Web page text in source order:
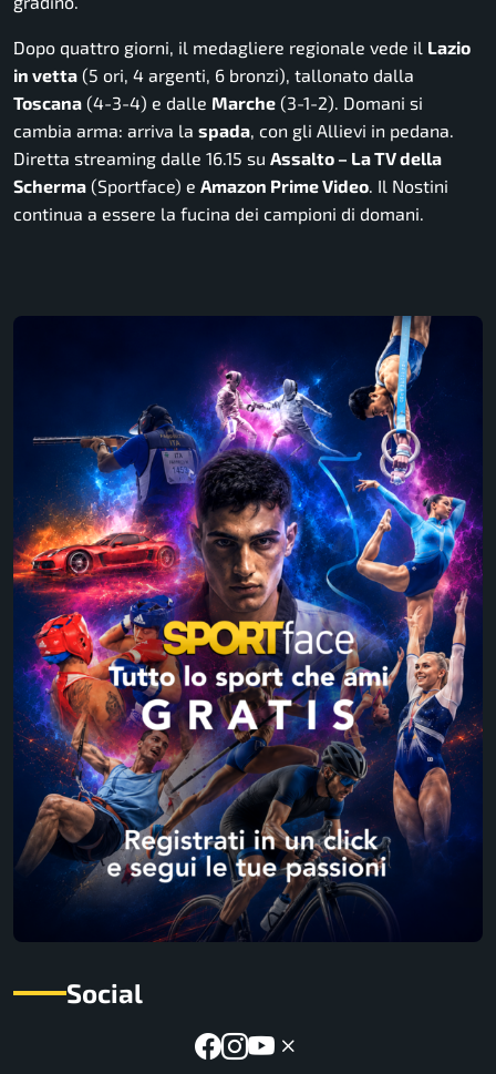
Dopo quattro giorni, il medagliere regionale vede il Lazio
in vetta (5 ori, 4 argenti, 6 bronzi), tallonato dalla
Toscana (4-3-4) e dalle Marche (3-1-2). Domani si
cambia arma: arriva la spada , con gli Allievi in pedana.
Diretta streaming dalle 16.15 su Assalto – La TV della
Scherma (Sportface) e Amazon Prime Video . Il Nostini
continua a essere la fucina dei campioni di domani.
Social